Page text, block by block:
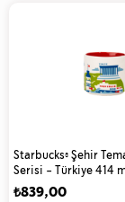
Starbucks® Şehir
Serisi - Türkiye 414
₺839,00